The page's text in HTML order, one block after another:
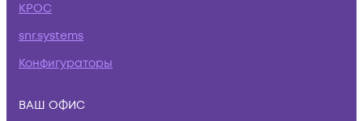
КРОС
snr.systems
Конфигураторы
ВАШ ОФИС